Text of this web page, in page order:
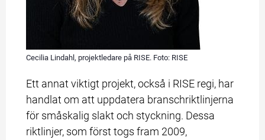
Cecilia Lindahl, projektledare på RISE. Foto: RISE
Ett annat viktigt projekt, också i RISE regi, har
handlat om att uppdatera branschriktlinjerna
för småskalig slakt och styckning. Dessa
riktlinjer, som först togs fram 2009,